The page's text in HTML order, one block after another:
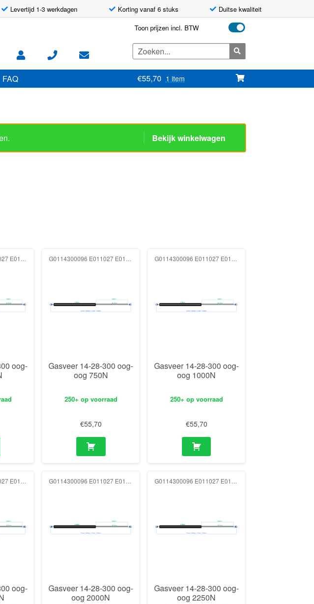
Levertijd 1-3 werkdagen Korting vanaf 6 stuks Duitse kwaliteit
Toon prijzen incl. BTW
Zoeken
naar:
FAQ €55,70 1 item
Bekijk winkelwagen
oog-
Gasveer 14-28-300 oog-
oog 750N
250+ op voorraad
€55,70
Gasveer 14-28-300 oog-
oog 1000N
250+ op voorraad
€55,70
oog-
Gasveer 14-28-300 oog-
oog 2000N
Gasveer 14-28-300 oog-
oog 2250N